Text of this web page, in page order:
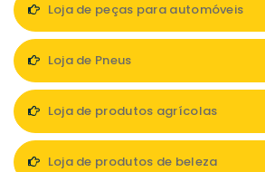
Loja de peças para automóveis
Loja de Pneus
Loja de produtos agrícolas
Loja de produtos de beleza